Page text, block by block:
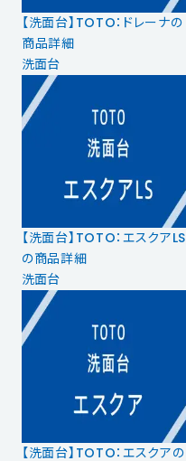
【洗面台】TOTO：ドレーナの
商品詳細
洗面台
【洗面台】TOTO：エスクアLS
の商品詳細
洗面台
【洗面台】TOTO：エスクアの